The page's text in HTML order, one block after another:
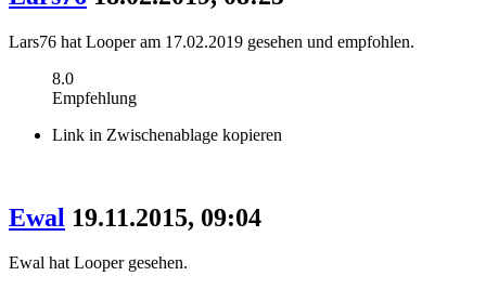
Lars76 hat Looper am 17.02.2019 gesehen und empfohlen.
8.0
Empfehlung
Link in Zwischenablage kopieren
Ewal 19.11.2015, 09:04
Ewal hat Looper gesehen.